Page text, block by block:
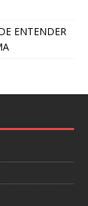
ENTENDER